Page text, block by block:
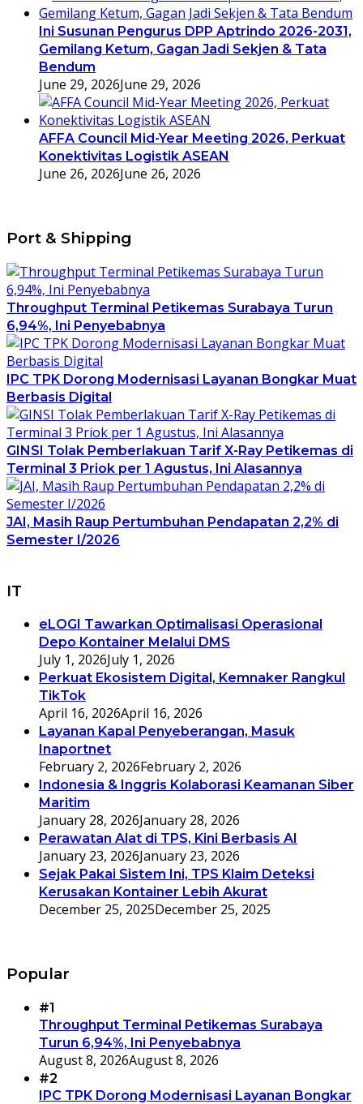
Ini Susunan Pengurus DPP Aptrindo 2026-2031,
Gemilang Ketum, Gagan Jadi Sekjen & Tata
Bendum
June 29, 2026June 29, 2026
AFFA Council Mid-Year Meeting 2026, Perkuat
Konektivitas Logistik ASEAN
June 26, 2026June 26, 2026
Port & Shipping
Throughput Terminal Petikemas Surabaya Turun
6,94%, Ini Penyebabnya
IPC TPK Dorong Modernisasi Layanan Bongkar Muat
Berbasis Digital
GINSI Tolak Pemberlakuan Tarif X-Ray Petikemas di
Terminal 3 Priok per 1 Agustus, Ini Alasannya
JAI, Masih Raup Pertumbuhan Pendapatan 2,2% di
Semester I/2026
IT
eLOGI Tawarkan Optimalisasi Operasional
Depo Kontainer Melalui DMS
July 1, 2026July 1, 2026
Perkuat Ekosistem Digital, Kemnaker Rangkul
TikTok
April 16, 2026April 16, 2026
Layanan Kapal Penyeberangan, Masuk
Inaportnet
February 2, 2026February 2, 2026
Indonesia & Inggris Kolaborasi Keamanan Siber
Maritim
January 28, 2026January 28, 2026
Perawatan Alat di TPS, Kini Berbasis AI
January 23, 2026January 23, 2026
Sejak Pakai Sistem Ini, TPS Klaim Deteksi
Kerusakan Kontainer Lebih Akurat
December 25, 2025December 25, 2025
Popular
#1
Throughput Terminal Petikemas Surabaya
Turun 6,94%, Ini Penyebabnya
August 8, 2026August 8, 2026
#2
IPC TPK Dorong Modernisasi Layanan Bongkar